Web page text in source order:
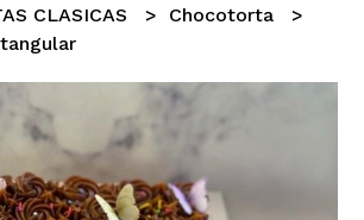
CLASICAS
Chocotorta